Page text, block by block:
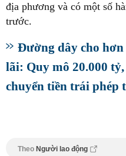
địa phương và có một số
trước.
Đường dây cho
lãi: Quy mô 20.000
chuyển tiền trái phép
Theo Người lao động